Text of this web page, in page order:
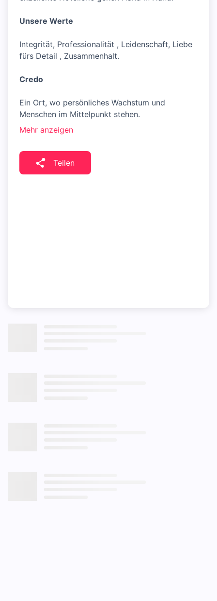
Unsere Werte
Integrität, Professionalität , Leidenschaft, Liebe
fürs Detail , Zusammenhalt.
Credo
Ein Ort, wo persönliches Wachstum und
Menschen im Mittelpunkt stehen.
Mehr anzeigen
Teilen